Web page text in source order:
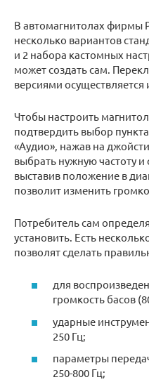
В автомагнитолах фирмы
несколько вариантов
и 2 набора кастомных
может создать сам.
версиями
Чтобы настроить
подтвердить выбор
«Аудио», нажав на
выбрать нужную частоту и
выставив положение в
позволит изменить
Потребитель сам
установить. Есть
позволят сделать
для
громкость басов
ударные
250 Гц;
параметры
250-800 Гц;